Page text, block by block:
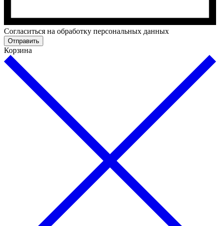
Cогласиться на обработку персональных данных
Отправить
Корзина